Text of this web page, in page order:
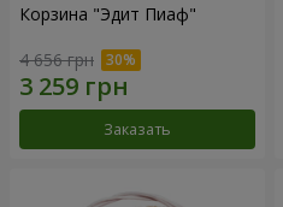
Корзина "Эдит Пиаф"
4 656 грн
Заказать